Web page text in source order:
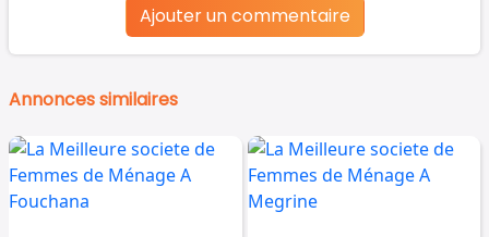
Ajouter un commentaire
Annonces similaires